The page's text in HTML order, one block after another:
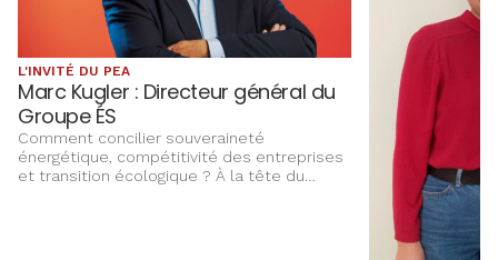
L'INVITÉ DU PEA
Marc Kugler : Directeur général du
Groupe ÉS
Comment concilier souveraineté
énergétique, compétitivité des entreprises
et transition écologique ? À la tête du